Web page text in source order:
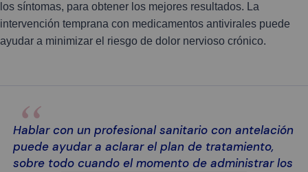
los síntomas, para obtener los mejores resultados. La
intervención temprana con medicamentos antivirales puede
ayudar a minimizar el riesgo de dolor nervioso crónico.
Hablar con un profesional sanitario con antelación
puede ayudar a aclarar el plan de tratamiento,
sobre todo cuando el momento de administrar los